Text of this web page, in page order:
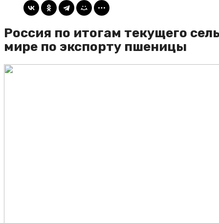
Россия по итогам текущего
мире по экспорту пшеницы